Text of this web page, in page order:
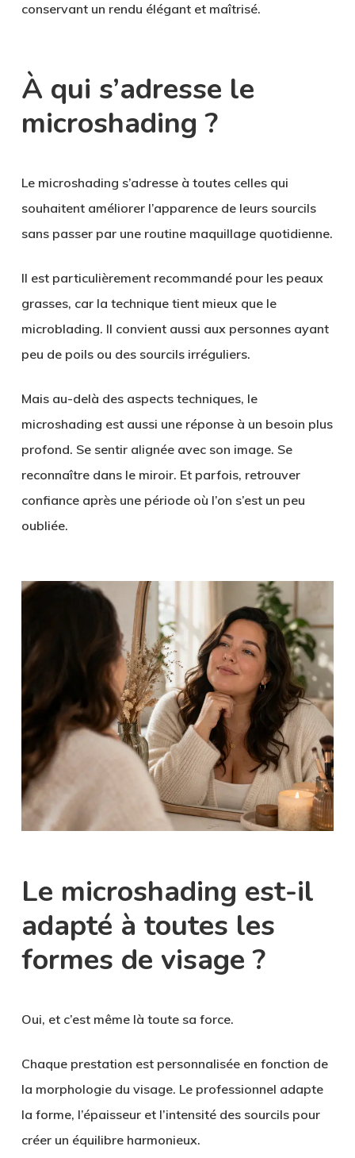
conservant un rendu élégant et maîtrisé.
À qui s’adresse le
microshading ?
Le microshading s’adresse à toutes celles qui
souhaitent améliorer l’apparence de leurs sourcils
sans passer par une routine maquillage quotidienne.
Il est particulièrement recommandé pour les peaux
grasses, car la technique tient mieux que le
microblading. Il convient aussi aux personnes ayant
peu de poils ou des sourcils irréguliers.
Mais au-delà des aspects techniques, le
microshading est aussi une réponse à un besoin plus
profond. Se sentir alignée avec son image. Se
reconnaître dans le miroir. Et parfois, retrouver
confiance après une période où l’on s’est un peu
oubliée.
Le microshading est-il
adapté à toutes les
formes de visage ?
Oui, et c’est même là toute sa force.
Chaque prestation est personnalisée en fonction de
la morphologie du visage. Le professionnel adapte
la forme, l’épaisseur et l’intensité des sourcils pour
créer un équilibre harmonieux.